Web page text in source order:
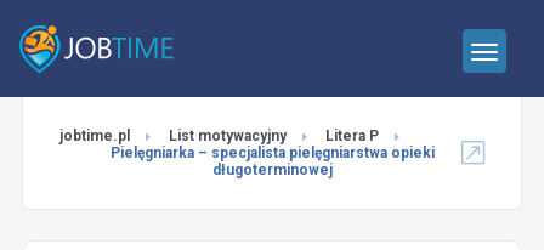
jobtime.pl List motywacyjny
Litera P
Pielęgniarka – specjalista pielęgniarstwa opieki
długoterminowej